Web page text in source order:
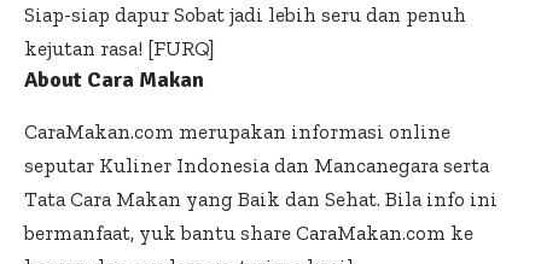
Siap-siap dapur Sobat jadi lebih seru dan penuh
kejutan rasa! [FURQ]
About Cara Makan
CaraMakan.com merupakan informasi online
seputar Kuliner Indonesia dan Mancanegara serta
Tata Cara Makan yang Baik dan Sehat. Bila info ini
bermanfaat, yuk bantu share CaraMakan.com ke